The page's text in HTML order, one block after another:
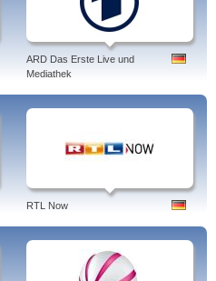
ARD Das Erste Live und
Mediathek
RTL Now